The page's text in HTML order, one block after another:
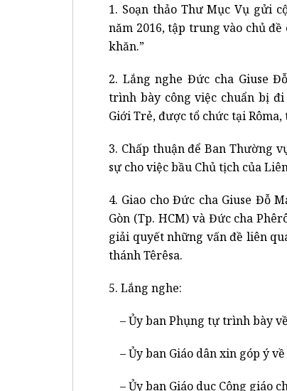
1. Soạn thảo Thư Mục Vụ gửi
năm 2016, tập trung vào chủ
khăn.”
2. Lắng nghe Đức cha Giuse
trình bày công việc chuẩn bị
Giới Trẻ, được tổ chức tại
3. Chấp thuận để Ban Thường
sự cho việc bầu Chủ tịch của
4. Giao cho Đức cha Giuse Đỗ
Gòn (Tp. HCM) và Đức cha
giải quyết những vấn đề liên
thánh Têrêsa.
5. Lắng nghe:
– Ủy ban Phụng tự trình bày về
– Ủy ban Giáo dân xin góp ý
– Ủy ban Giáo dục Công giáo